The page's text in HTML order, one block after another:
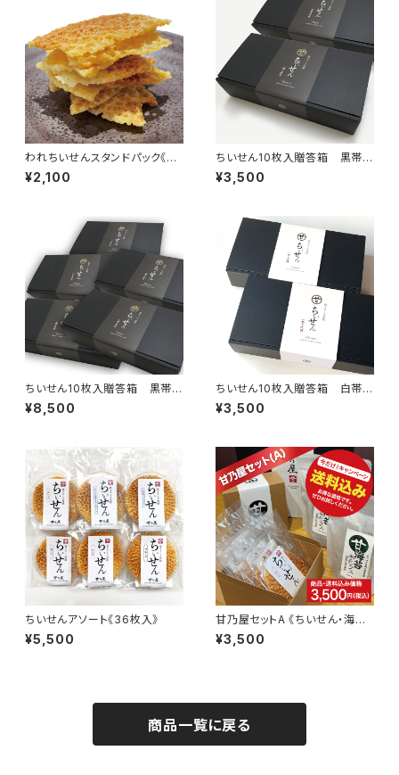
われちいせんスタンドパック《４
袋入》
¥2,100
ちいせん10枚入贈答箱 黒帯
《２箱セット》
¥3,500
ちいせん10枚入贈答箱 黒帯
《５箱セット》
¥8,500
ちいせん10枚入贈答箱 白帯
《２箱セット》
¥3,500
ちいせんアソート《36枚入》
¥5,500
甘乃屋セットA 《ちいせん・海苔
の米チップス》
¥3,500
商品一覧に戻る